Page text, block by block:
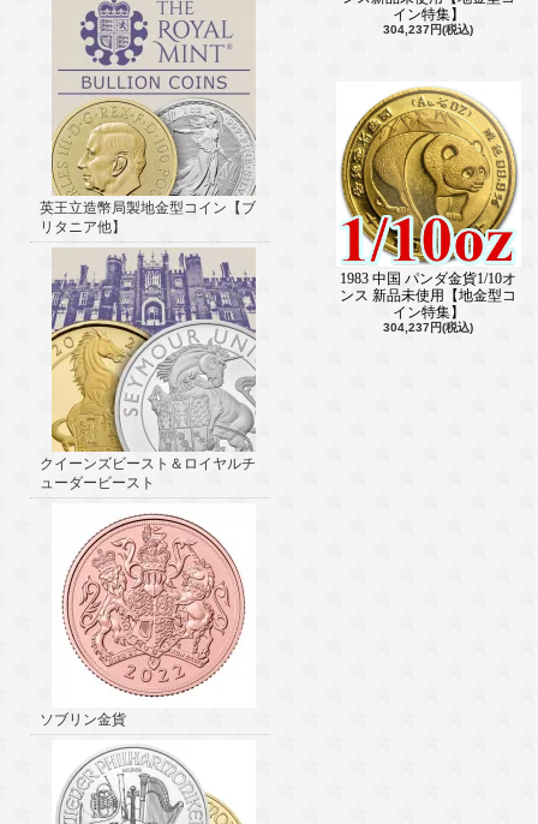
英王立造幣局製地金型コイン【ブ
リタニア他】
クイーンズビースト＆ロイヤルチ
ューダービースト
ソブリン金貨
イン特集】
304,237円(税込)
1983 中国 パンダ金貨1/10オ
ンス 新品未使用【地金型コ
イン特集】
304,237円(税込)